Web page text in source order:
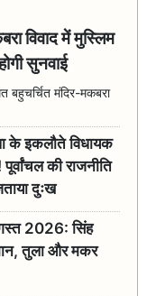
विवाद में मुस्लिम
सुनवाई
मंदिर-मकबरा
के इकलौते विधायक
की राजनीति
दुःख
2026: सिंह
तुला और मकर